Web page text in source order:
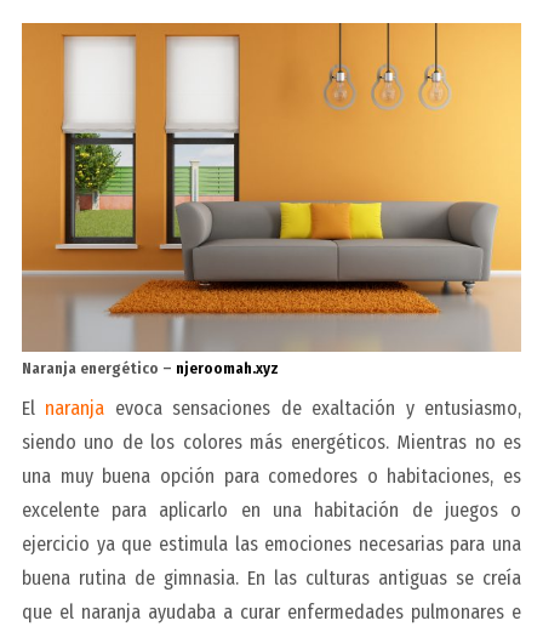
Naranja energético – njeroomah.xyz
El naranja evoca sensaciones de exaltación y entusiasmo,
siendo uno de los colores más energéticos. Mientras no es
una muy buena opción para comedores o habitaciones, es
excelente para aplicarlo en una habitación de juegos o
ejercicio ya que estimula las emociones necesarias para una
buena rutina de gimnasia. En las culturas antiguas se creía
que el naranja ayudaba a curar enfermedades pulmonares e